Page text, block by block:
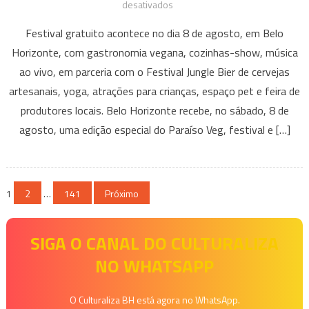
desativados
especial
do
Paraíso
Veg
transforma
a
encontro
de
cultura
Festival gratuito acontece no dia 8 de agosto, em Belo
Horizonte, com gastronomia vegana, cozinhas-show, música
ao vivo, em parceria com o Festival Jungle Bier de cervejas
artesanais, yoga, atrações para crianças, espaço pet e feira de
produtores locais. Belo Horizonte recebe, no sábado, 8 de
agosto, uma edição especial do Paraíso Veg, festival e […]
Paginação
de
posts
1 2 … 141 Próximo
SIGA O CANAL DO CULTURALIZA
NO WHATSAPP
O Culturaliza BH está agora no WhatsApp.